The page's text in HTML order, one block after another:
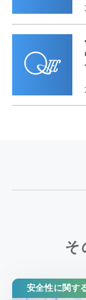
そ
安全性に関す